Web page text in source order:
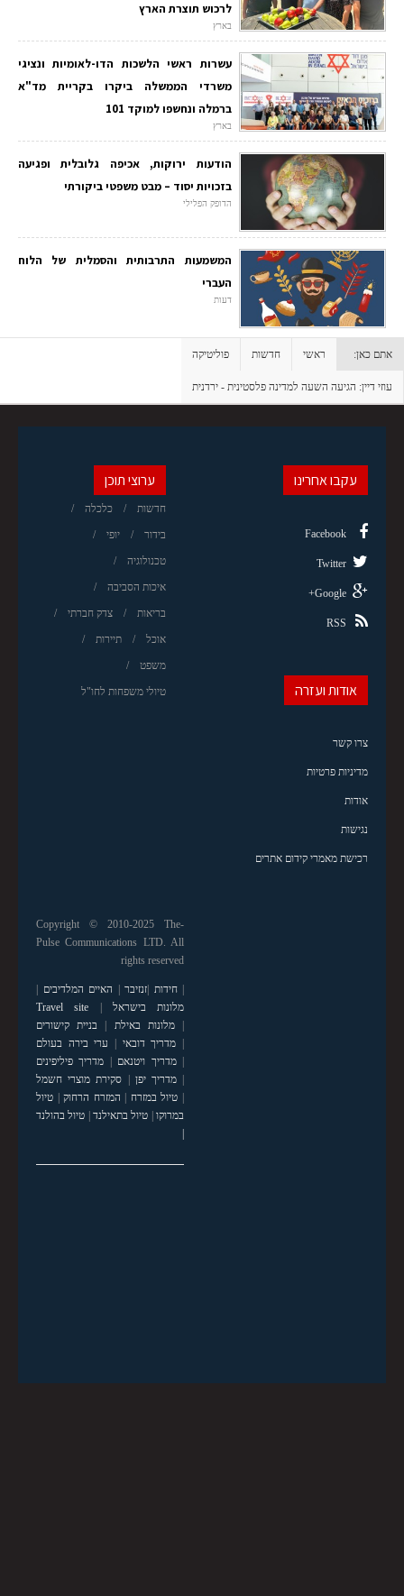
לרכוש תוצרת הארץ
בארץ
עשרות ראשי הלשכות הדו-לאומיות ונציגי
משרדי הממשלה ביקרו בקריית מד"א
ברמלה ונחשפו למוקד 101
בארץ
הודעות ירוקות, אכיפה גלובלית ופגיעה
בזכויות יסוד – מבט משפטי ביקורתי
הדופק הפלילי
המשמעות התרבותית והסמלית של הלוח
העברי
דעות
אתם כאן: ראשי חדשות פוליטיקה
עוזי דיין: הגיעה השעה למדינה פלסטינית - ירדנית
ערוצי תוכן
חדשות כלכלה
בידור יופי
טכנולוגיה
איכות הסביבה
בריאות צדק חברתי
אוכל תיירות
משפט
טיולי משפחות לחו"ל
עקבו אחרינו
Facebook
Twitter
Google+
RSS
אודות ועזרה
צרו קשר
מדיניות פרטיות
אודות
נגישות
רכישת מאמרי קידום אתרים
Copyright © 2010-2025 The-
Pulse Communications LTD. All
rights reserved
|חידות |זנזיבר | האיים המלדיבים |
מלונות בישראל |
Travel site
|מלונות באילת | בניית קישורים
| מדריך דובאי | ערי בירה בעולם
|מדריך ויטנאם | מדריך פיליפינים
|מדריך יפן | סקירת מוצרי חשמל
| טיול במזרח | המזרח הרחוק| טיול
במרוקו| טיול בתאילנד| טיול בהולנד
|